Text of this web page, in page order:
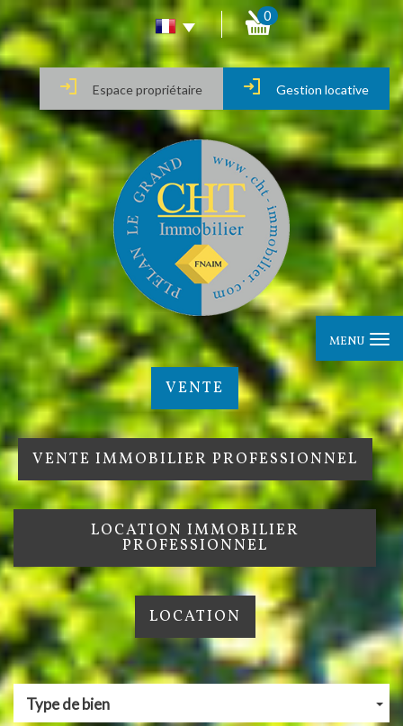
0
Gestion locative
Espace propriétaire
MENU
VENTE
VENTE IMMOBILIER PROFESSIONNEL
LOCATION IMMOBILIER
PROFESSIONNEL
LOCATION
Type de bien